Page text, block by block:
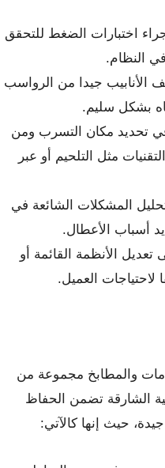
اختبارات الضغط للتحقق
النظام.
الأنابيب جيدا من الرواسب
بشكل سليم.
تحديد مكان التسرب ومن
مثل التلحيم أو عبر
المشكلات الشائعة في
أسباب الأعطال.
الأنظمة القائمة أو
لاحتياجات العميل.
والمطابخ مجموعة من
الشارقة تضمن الحفاظ
حيث إنها كالآتي: